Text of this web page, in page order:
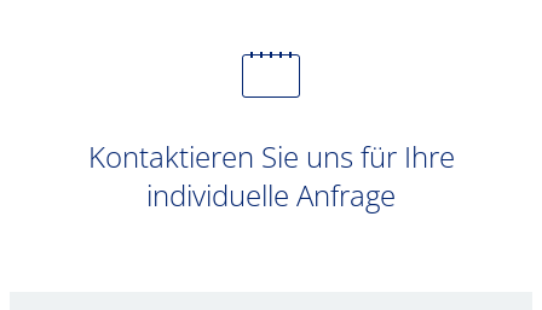
Kontaktieren Sie uns für Ihre
individuelle Anfrage